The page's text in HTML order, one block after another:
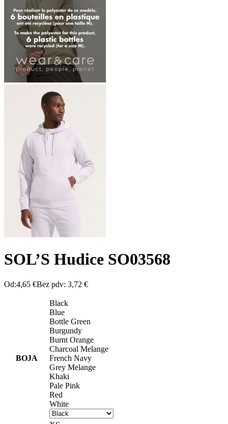
SOL’S Hudice SO03568
Od:4,65 €Bez pdv: 3,72 €
BOJA
Black
Blue
Bottle Green
Burgundy
Burnt Orange
Charcoal Melange
French Navy
Grey Melange
Khaki
Pale Pink
Red
White